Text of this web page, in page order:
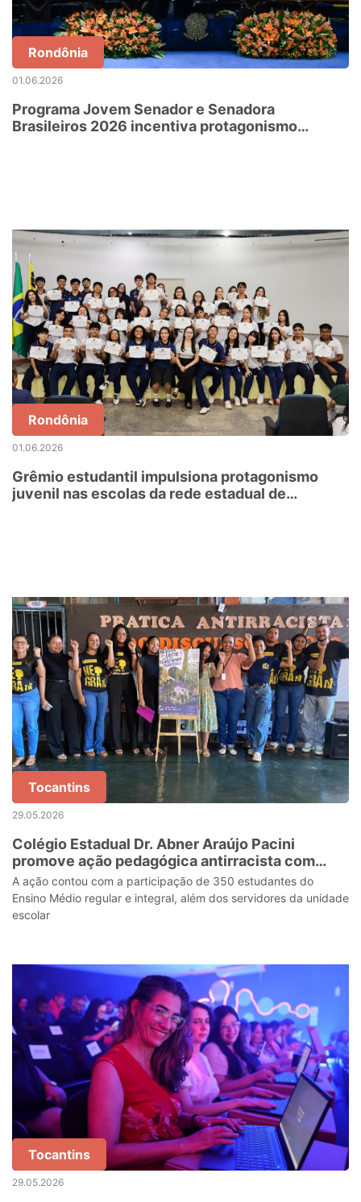
Rondônia
01.06.2026
Programa Jovem Senador e Senadora
Brasileiros 2026 incentiva protagonismo
Rondônia
01.06.2026
Grêmio estudantil impulsiona protagonismo
juvenil nas escolas da rede estadual de
Tocantins
29.05.2026
Colégio Estadual Dr. Abner Araújo Pacini
promove ação pedagógica antirracista com
estudantes do Ensino Médio
A ação contou com a participação de 350 estudantes do
Ensino Médio regular e integral, além dos servidores da unidade
escolar
Tocantins
29.05.2026